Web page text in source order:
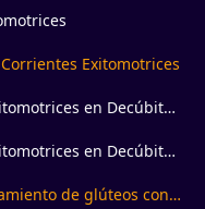
Exitomotrices
en Decúbito
en Decúbito
de glúteos con